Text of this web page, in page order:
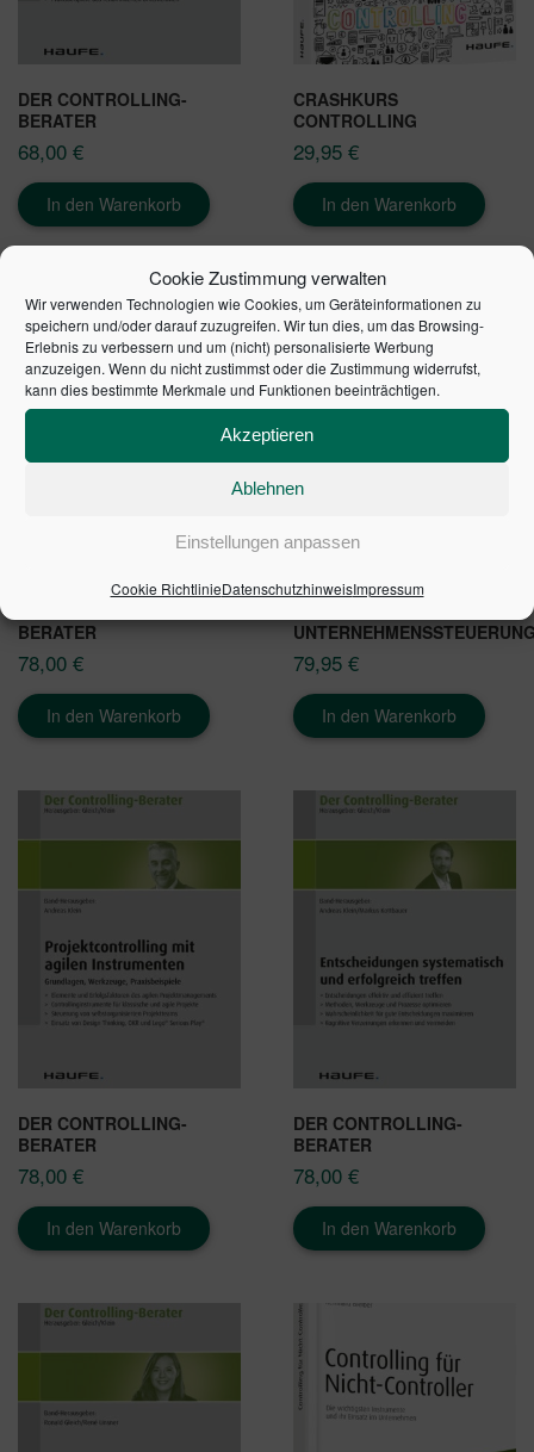
Cookie Zustimmung verwalten
Wir verwenden Technologien wie Cookies, um Geräteinformationen zu
speichern und/oder darauf zuzugreifen. Wir tun dies, um das Browsing-
Erlebnis zu verbessern und um (nicht) personalisierte Werbung
anzuzeigen. Wenn du nicht zustimmst oder die Zustimmung widerrufst,
kann dies bestimmte Merkmale und Funktionen beeinträchtigen.
Akzeptieren
Ablehnen
Einstellungen anpassen
Cookie RichtlinieDatenschutzhinweisImpressum
DER CONTROLLING-
BERATER
68,00 €
In den Warenkorb
CRASHKURS
CONTROLLING
29,95 €
In den Warenkorb
BERATER
78,00 €
In den Warenkorb
79,95 €
In den Warenkorb
DER CONTROLLING-
BERATER
78,00 €
In den Warenkorb
DER CONTROLLING-
BERATER
78,00 €
In den Warenkorb